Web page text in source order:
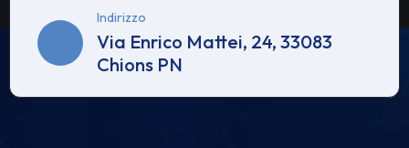
Indirizzo
Via Enrico Mattei, 24, 33083
Chions PN